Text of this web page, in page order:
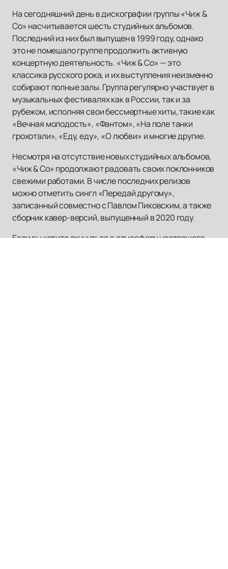
На сегодняшний день в дискографии группы «Чиж &
Co» насчитывается шесть студийных альбомов.
Последний из них был выпущен в 1999 году, однако
это не помешало группе продолжить активную
концертную деятельность. «Чиж & Co» — это
классика русского рока, и их выступления неизменно
собирают полные залы. Группа регулярно участвует в
музыкальных фестивалях как в России, так и за
рубежом, исполняя свои бессмертные хиты, такие как
«Вечная молодость», «Фантом», «На поле танки
грохотали», «Еду, еду», «О любви» и многие другие.
Несмотря на отсутствие новых студийных альбомов,
«Чиж & Co» продолжают радовать своих поклонников
свежими работами. В числе последних релизов
можно отметить сингл «Передай другому»,
записанный совместно с Павлом Пиковским, а также
сборник кавер-версий, выпущенный в 2020 году.
Если вы хотите окунуться в атмосферу настоящего